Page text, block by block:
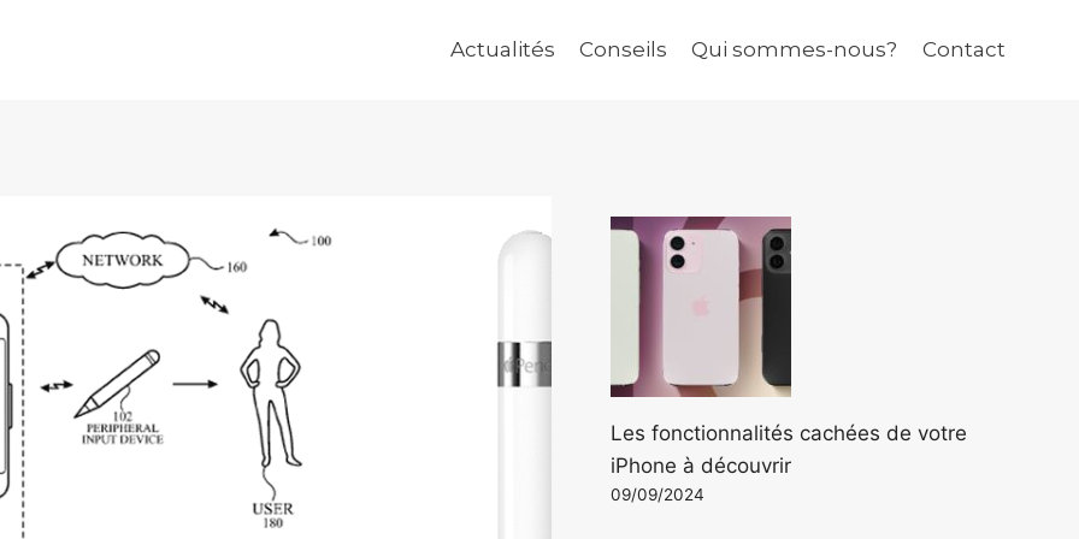
Actualités Conseils Qui sommes-nous? Contact
Les fonctionnalités cachées de votre
iPhone à découvrir
09/09/2024